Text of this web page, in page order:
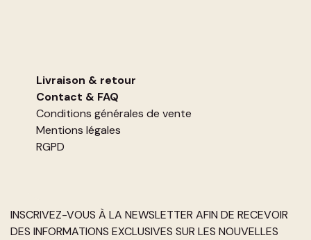
Livraison & retour
Contact & FAQ
Conditions générales de vente
Mentions légales
RGPD
INSCRIVEZ-VOUS À LA NEWSLETTER AFIN DE RECEVOIR
DES INFORMATIONS EXCLUSIVES SUR LES NOUVELLES